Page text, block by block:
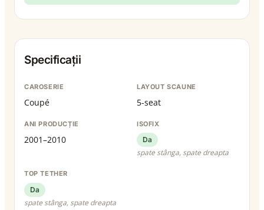
Specificații
CAROSERIE
Coupé
LAYOUT SCAUNE
5-seat
ANI PRODUCȚIE
2001–2010
ISOFIX
Da
spate stânga, spate dreapta
TOP TETHER
Da
spate stânga, spate dreapta